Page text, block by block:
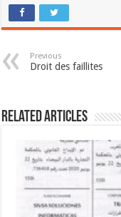
Previous
Droit des faillites
Related Articles